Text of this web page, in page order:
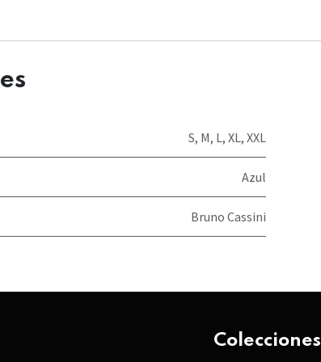
S, M, L, XL, XXL
Azul
Bruno Cassini
Colecciones